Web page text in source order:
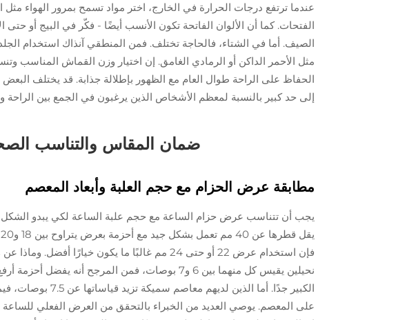
عندما ترتفع درجات الحرارة في الخارج، اختر مواد تسمح بمرور الهواء مثل
الفتحات. كما أن الألوان الفاتحة تكون الأنسب أيضًا - فكّر في البيج أو حتى
الصيف. أما في الشتاء، فالحاجة تختلف. فمن المنطقي آنذاك استخدام الجلد
مثل الأحمر الداكن أو الرمادي الغامق. إن اختيار وزن القماش المناسب
الحفاظ على الراحة طوال العام مع الظهور بإطلالة جذابة. قد يختلف
إلى حد كبير بالنسبة لمعظم الأشخاص الذين يرغبون في الجمع بين الراحة
ضمان المقاس والتناسب
مطابقة عرض الحزام مع حجم العلبة وأبعاد المعصم
يجب أن تتناسب عرض حزام الساعة مع حجم علبة الساعة لكي يبدو الشكل
فإن استخدام عرض 22 أو حتى 24 مم غالبًا ما يكون
الكبير جدًا. أما
على المعصم. يوصي العديد من الخبراء بالتحقق من العرض الفعلي للساعة